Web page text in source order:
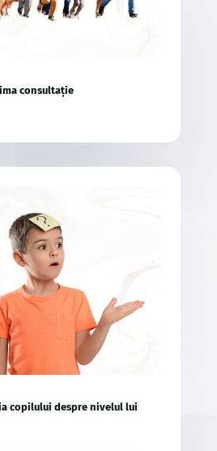
consultație
copilului despre nivelul lui